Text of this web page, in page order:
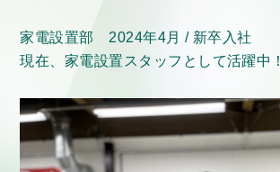
家電設置部 2024年4月 / 新卒入社
現在、家電設置スタッフとして活躍中！